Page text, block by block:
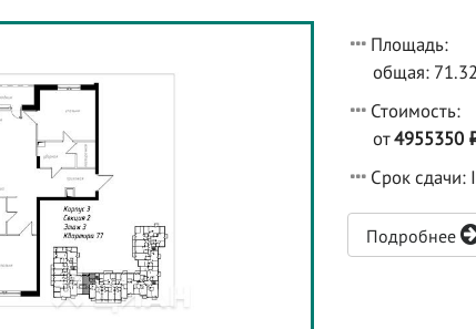
Площадь:
общая:
Стоимость:
от4955350
Срок сдачи:
Подробнее